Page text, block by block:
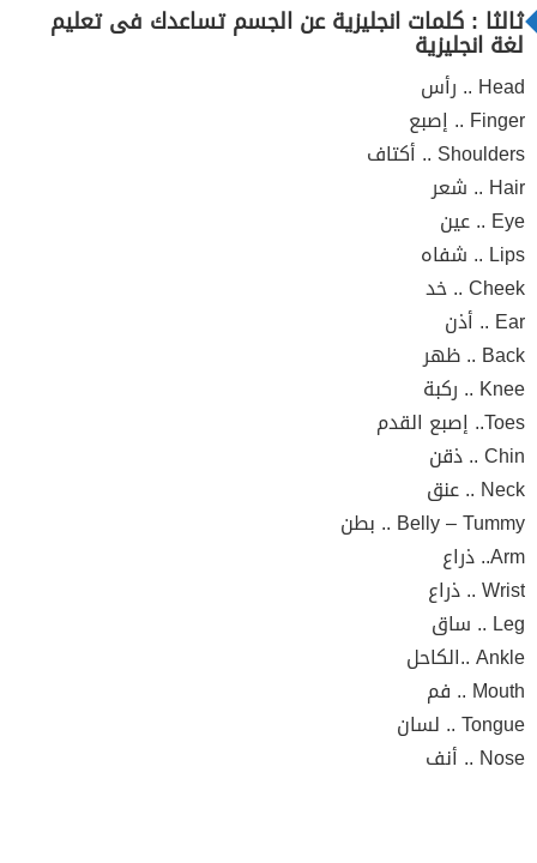
ثالثا : كلمات انجليزية عن الجسم تساعدك فى تعليم
لغة انجليزية
Head .. رأس
Finger .. إصبع
Shoulders .. أكتاف
Hair .. شعر
Eye .. عين
Lips .. شفاه
Cheek .. خد
Ear .. أذن
Back .. ظهر
Knee .. ركبة
Toes.. إصبع القدم
Chin .. ذقن
Neck .. عنق
Belly – Tummy .. بطن
Arm.. ذراع
Wrist .. ذراع
Leg .. ساق
Ankle ..الكاحل
Mouth .. فم
Tongue .. لسان
Nose .. أنف